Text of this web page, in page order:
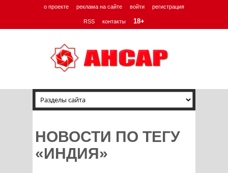
о проекте реклама на сайте войти регистрация
RSS контакты 18+
НОВОСТИ ПО ТЕГУ
«ИНДИЯ»